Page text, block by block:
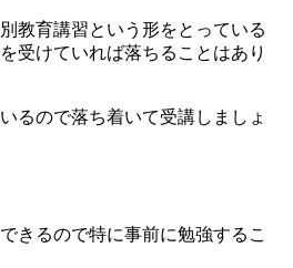
教育講習という形をとっている
受けていれば落ちることはあり
るので落ち着いて受講しましょ
きるので特に事前に勉強するこ